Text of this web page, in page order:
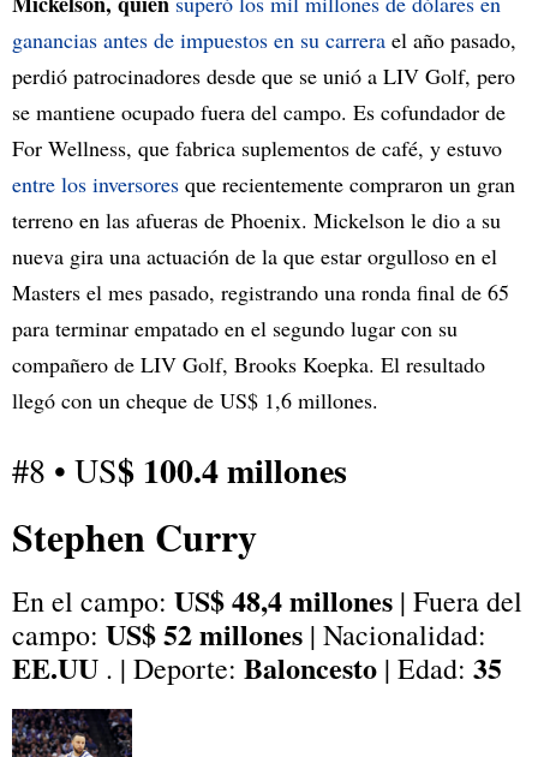
ganancias antes de impuestos en su carrera el año pasado,
perdió patrocinadores desde que se unió a LIV Golf, pero
se mantiene ocupado fuera del campo. Es cofundador de
For Wellness, que fabrica suplementos de café, y estuvo
entre los inversores que recientemente compraron un gran
terreno en las afueras de Phoenix. Mickelson le dio a su
nueva gira una actuación de la que estar orgulloso en el
Masters el mes pasado, registrando una ronda final de 65
para terminar empatado en el segundo lugar con su
compañero de LIV Golf, Brooks Koepka. El resultado
llegó con un cheque de US$ 1,6 millones.
#8 • US$ 100.4 millones
Stephen Curry
En el campo: US$ 48,4 millones | Fuera del
campo: US$ 52 millones | Nacionalidad:
EE.UU . | Deporte: Baloncesto | Edad: 35